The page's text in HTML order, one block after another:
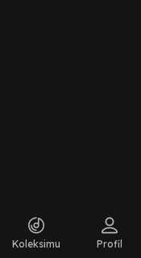
Koleksimu Profil